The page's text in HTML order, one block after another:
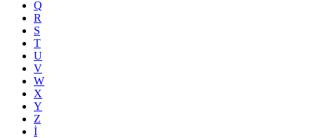
Q
R
S
T
U
V
W
X
Y
Z
İ